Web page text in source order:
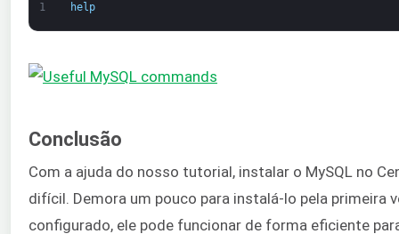
1 help
Conclusão
Com a ajuda do nosso tutorial, instalar o MySQL no
difícil. Demora um pouco para instalá-lo pela primeira
configurado, ele pode funcionar de forma eficiente